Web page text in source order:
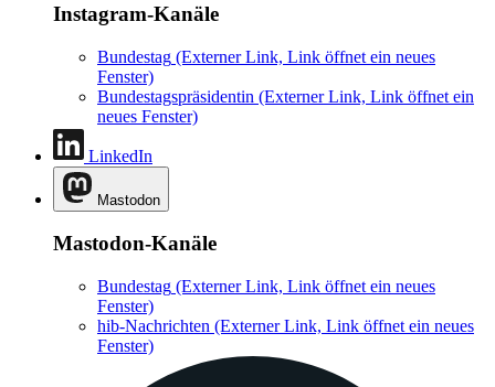
Instagram-Kanäle
Bundestag (Externer Link, Link öffnet ein neues
Fenster)
Bundestagspräsidentin (Externer Link, Link öffnet ein
neues Fenster)
LinkedIn
Mastodon
Mastodon-Kanäle
Bundestag (Externer Link, Link öffnet ein neues
Fenster)
hib-Nachrichten (Externer Link, Link öffnet ein neues
Fenster)